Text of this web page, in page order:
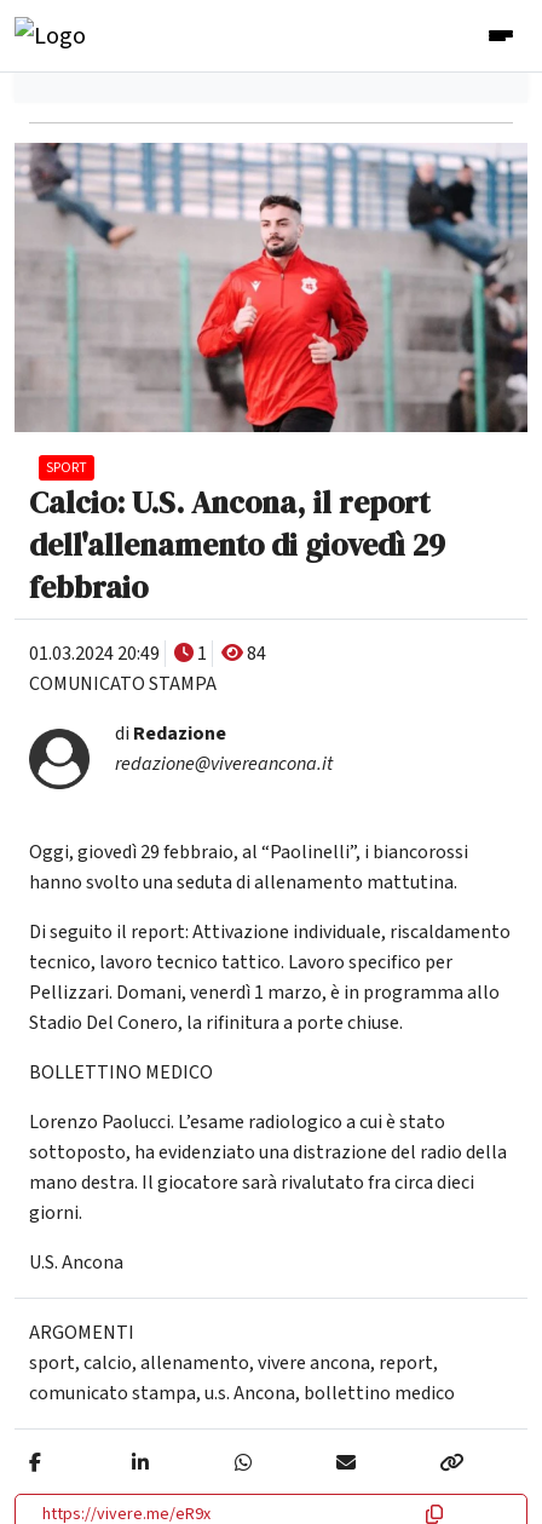
SPORT
Calcio: U.S. Ancona, il report
dell'allenamento di giovedì 29
febbraio
01.03.2024 20:49 1
84
COMUNICATO STAMPA
di Redazione
redazione@vivereancona.it
Oggi, giovedì 29 febbraio, al “Paolinelli”, i biancorossi
hanno svolto una seduta di allenamento mattutina.
Di seguito il report: Attivazione individuale, riscaldamento
tecnico, lavoro tecnico tattico. Lavoro specifico per
Pellizzari. Domani, venerdì 1 marzo, è in programma allo
Stadio Del Conero, la rifinitura a porte chiuse.
BOLLETTINO MEDICO
Lorenzo Paolucci. L’esame radiologico a cui è stato
sottoposto, ha evidenziato una distrazione del radio della
mano destra. Il giocatore sarà rivalutato fra circa dieci
giorni.
U.S. Ancona
ARGOMENTI
sport,calcio,allenamento,vivere ancona, report,
comunicato stampa,u.s. Ancona, bollettino medico
https://vivere.me/eR9x